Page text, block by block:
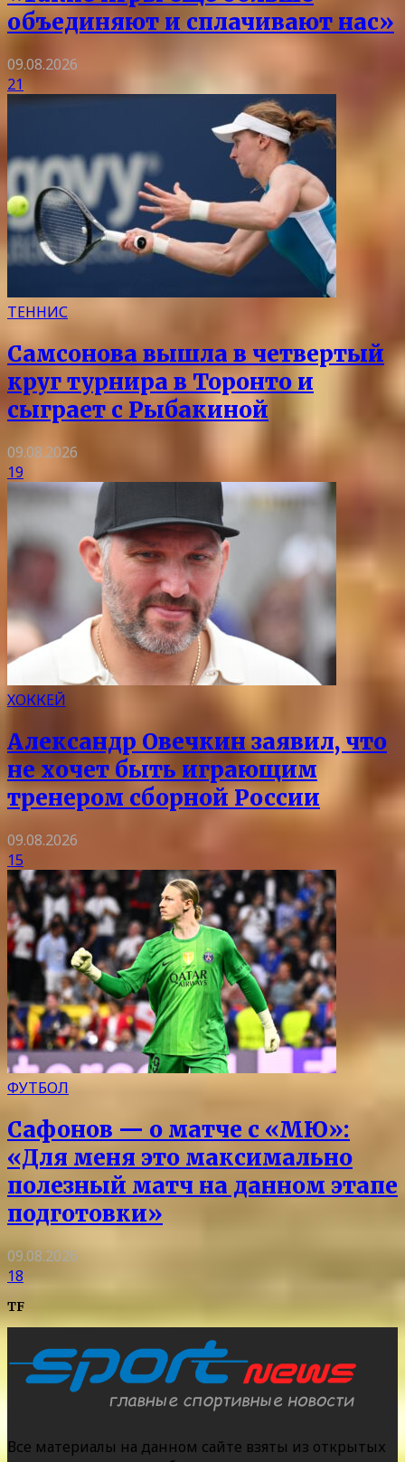
объединяют и сплачивают нас»
09.08.2026
21
ТЕННИС
Самсонова вышла в четвертый
круг турнира в Торонто и
сыграет с Рыбакиной
09.08.2026
19
ХОККЕЙ
Александр Овечкин заявил, что
не хочет быть играющим
тренером сборной России
09.08.2026
15
ФУТБОЛ
Сафонов — о матче с «МЮ»:
«Для меня это максимально
полезный матч на данном этапе
подготовки»
09.08.2026
18
TF
Все материалы на данном сайте взяты из открытых